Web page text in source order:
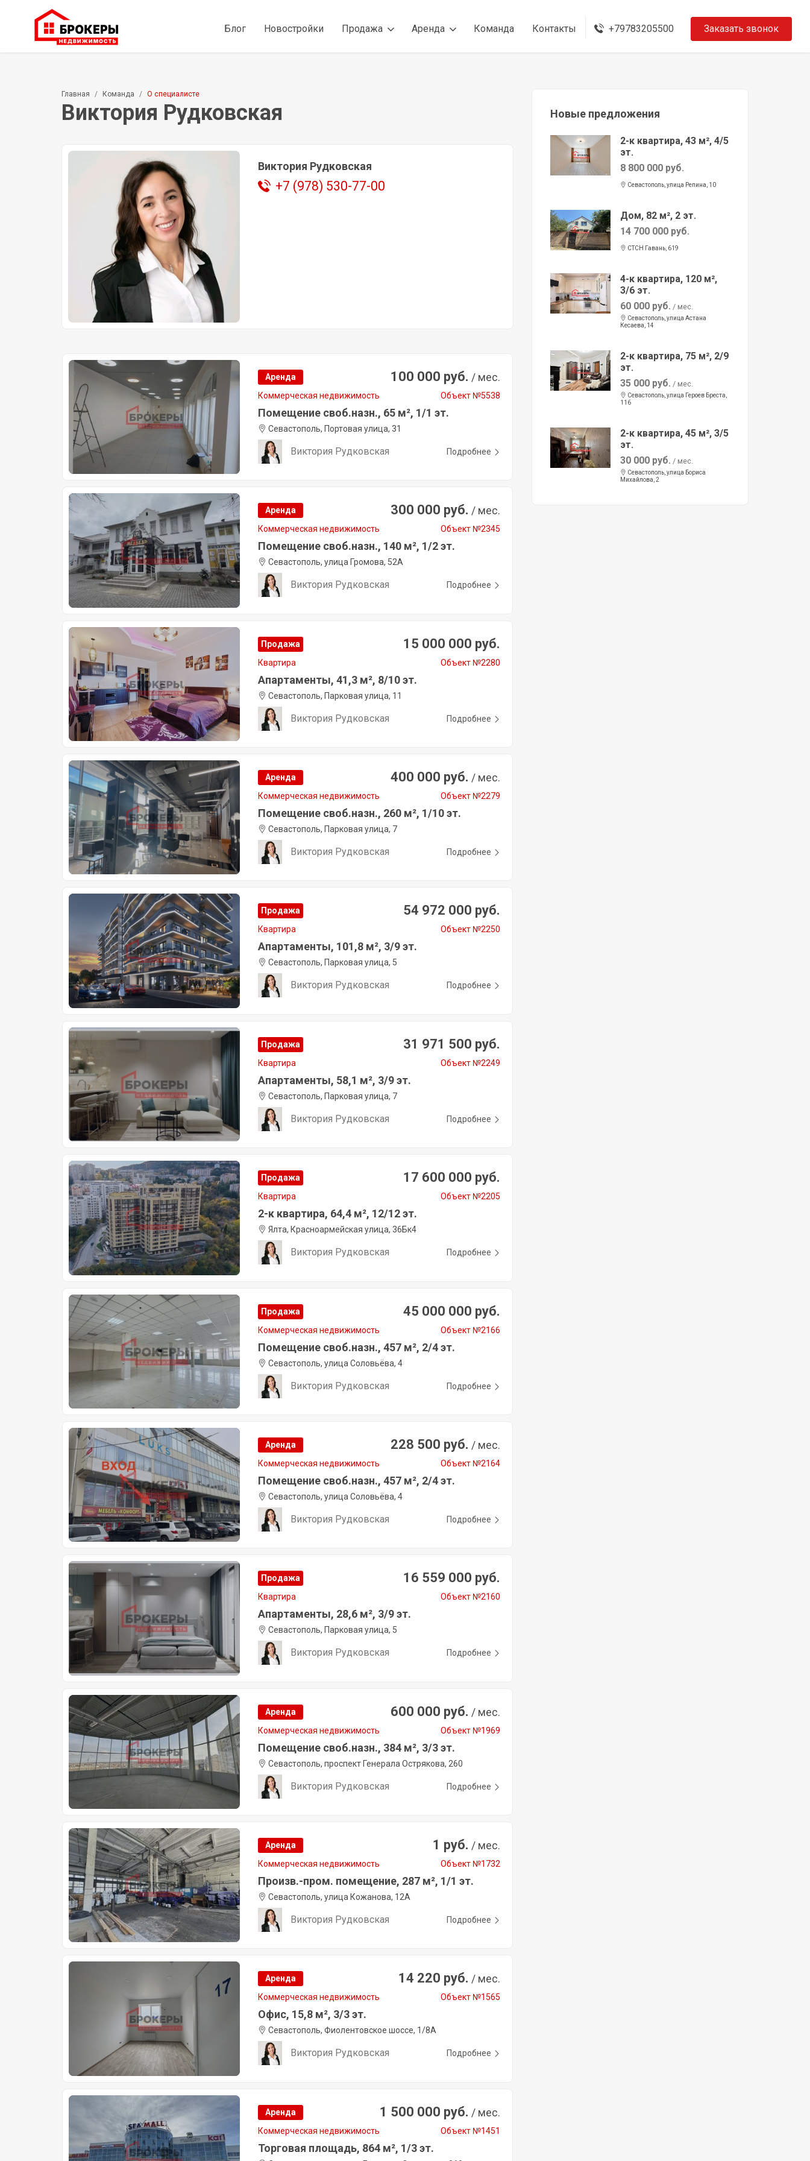
Блог Новостройки Продажа Аренда Команда Контакты +79783205500 Заказать звонок
Главная Команда О специалисте
Виктория Рудковская
Виктория Рудковская
+7 (978) 530-77-00
Аренда 100 000 руб. / мес.
Коммерческая недвижимость Объект №5538
Помещение своб.назн., 65 м², 1/1 эт.
Севастополь, Портовая улица, 31
Виктория Рудковская Подробнее
Аренда 300 000 руб. / мес.
Коммерческая недвижимость Объект №2345
Помещение своб.назн., 140 м², 1/2 эт.
Севастополь, улица Громова, 52А
Виктория Рудковская Подробнее
Продажа 15 000 000 руб.
Квартира Объект №2280
Апартаменты, 41,3 м², 8/10 эт.
Севастополь, Парковая улица, 11
Виктория Рудковская Подробнее
Аренда 400 000 руб. / мес.
Коммерческая недвижимость Объект №2279
Помещение своб.назн., 260 м², 1/10 эт.
Севастополь, Парковая улица, 7
Виктория Рудковская Подробнее
Продажа 54 972 000 руб.
Квартира Объект №2250
Апартаменты, 101,8 м², 3/9 эт.
Севастополь, Парковая улица, 5
Виктория Рудковская Подробнее
Продажа 31 971 500 руб.
Квартира Объект №2249
Апартаменты, 58,1 м², 3/9 эт.
Севастополь, Парковая улица, 7
Виктория Рудковская Подробнее
Продажа 17 600 000 руб.
Квартира Объект №2205
2-к квартира, 64,4 м², 12/12 эт.
Ялта, Красноармейская улица, 36Бк4
Виктория Рудковская Подробнее
Продажа 45 000 000 руб.
Коммерческая недвижимость Объект №2166
Помещение своб.назн., 457 м², 2/4 эт.
Севастополь, улица Соловьёва, 4
Виктория Рудковская Подробнее
Аренда 228 500 руб. / мес.
Коммерческая недвижимость Объект №2164
Помещение своб.назн., 457 м², 2/4 эт.
Севастополь, улица Соловьёва, 4
Виктория Рудковская Подробнее
Продажа 16 559 000 руб.
Квартира Объект №2160
Апартаменты, 28,6 м², 3/9 эт.
Севастополь, Парковая улица, 5
Виктория Рудковская Подробнее
Аренда 600 000 руб. / мес.
Коммерческая недвижимость Объект №1969
Помещение своб.назн., 384 м², 3/3 эт.
Севастополь, проспект Генерала Острякова, 260
Виктория Рудковская Подробнее
Аренда 1 руб. / мес.
Коммерческая недвижимость Объект №1732
Произв.-пром. помещение, 287 м², 1/1 эт.
Севастополь, улица Кожанова, 12А
Виктория Рудковская Подробнее
Аренда 14 220 руб. / мес.
Коммерческая недвижимость Объект №1565
Офис, 15,8 м², 3/3 эт.
Севастополь, Фиолентовское шоссе, 1/8А
Виктория Рудковская Подробнее
Аренда 1 500 000 руб. / мес.
Коммерческая недвижимость Объект №1451
Торговая площадь, 864 м², 1/3 эт.
Новые предложения
2-к квартира, 43 м², 4/5
эт.
8 800 000 руб.
Севастополь, улица Репина, 10
Дом, 82 м², 2 эт.
14 700 000 руб.
СТСН Гавань, 619
4-к квартира, 120 м²,
3/6 эт.
60 000 руб. / мес.
Севастополь, улица Астана
Кесаева, 14
2-к квартира, 75 м², 2/9
эт.
35 000 руб. / мес.
Севастополь, улица Героев Бреста,
116
2-к квартира, 45 м², 3/5
эт.
30 000 руб. / мес.
Севастополь, улица Бориса
Михайлова, 2